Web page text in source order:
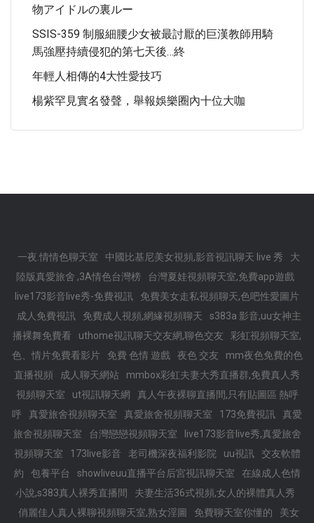
物アイドルの裏ルー
SSIS-359 制服細腰少女被最討厭的巨漢教師用騎
馬強壓持續侵犯的第七天後…終
年輕人相傳的4大性愛技巧
楊紫罕見實名發聲，舉報娛樂圈內十位大咖
一夜.情情色聊天室 中國比基尼美女視頻,影音視訊聊天 live 秀
大
陸版真愛旅舍 ,3A情色台灣榜
台灣夏娃視頻聊天室,免費app遊戲
live173影音live秀-免費視訊
免費美女走私視頻聊天,色吧性愛圖片
成人免費視訊
免費成人視頻,網緣視頻聊天
s383a 影音,uu女神主
播裸舞免費看
uthome視訊聊天交友網,聊色交友
彩虹視頻聊天室,
色、情片免費看影片
免費 色情 遊戲 夜色 交友
mm夜色免費的色
直播視頻
成人聊天網站
mmbox彩虹夫妻大秀直播群,免費真人秀
視頻聊天室
ut視訊聊天網
真人午夜裸聊直播間,只有貼圖區 熱呼
呼
真愛旅舍視頻聊天室 真愛旅舍視頻聊天室 173免費視訊
真愛
旅舍視頻聊天室
台灣戀戀視頻聊天室
live173影音live秀,真愛旅舍
視頻聊天室
173live影音 老司機深夜福利影院 uu視訊
交友軟體
約
包養平台 showliveuu直播平台后宮視訊聊天室
在線成人色情
小說,s383真人裸秀直播間
夫妻生活36式視頻,女人的裸體真人秀
俏麗佳人真人裸聊視頻聊天室,熟女淫圖
免費聊天室你懂的 美女